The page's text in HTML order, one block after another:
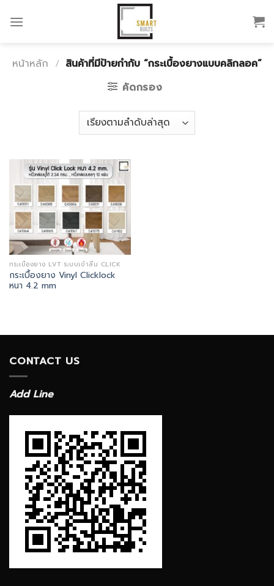
หน้าหลัก / สินค้าที่มีป้ายกำกับ “กระเบื้องยางแบบคลิกลอค”
คัดกรอง
กระเบื้องยาง LVT ระบบเข้าลิ้น CLICK
กระเบื้องยาง Vinyl Clicklock
หนา 4.2 mm
CONTACT US
Add Line